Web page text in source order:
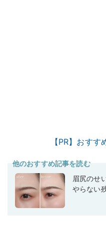
【PR】おす
他のおすすめ記事を読む
眉尻のせ
やらない